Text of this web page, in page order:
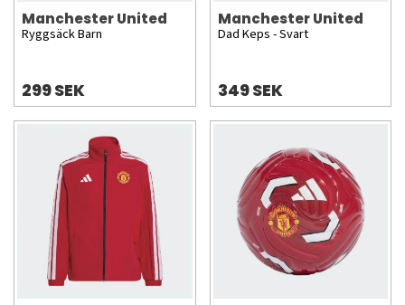
Manchester United
Ryggsäck Barn
299 SEK
Manchester United
Dad Keps - Svart
349 SEK